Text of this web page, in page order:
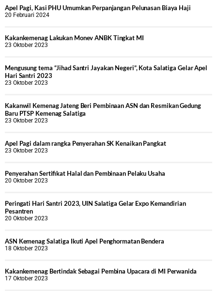
Apel Pagi, Kasi PHU Umumkan Perpanjangan Pelunasan Biaya Haji
20 Februari 2024
Kakankemenag Lakukan Monev ANBK Tingkat MI
23 Oktober 2023
Mengusung tema “Jihad Santri Jayakan Negeri”, Kota Salatiga Gelar Apel
Hari Santri 2023
23 Oktober 2023
Kakanwil Kemenag Jateng Beri Pembinaan ASN dan Resmikan Gedung
Baru PTSP Kemenag Salatiga
23 Oktober 2023
Apel Pagi dalam rangka Penyerahan SK Kenaikan Pangkat
23 Oktober 2023
Penyerahan Sertifikat Halal dan Pembinaan Pelaku Usaha
20 Oktober 2023
Peringati Hari Santri 2023, UIN Salatiga Gelar Expo Kemandirian
Pesantren
20 Oktober 2023
ASN Kemenag Salatiga Ikuti Apel Penghormatan Bendera
18 Oktober 2023
Kakankemenag Bertindak Sebagai Pembina Upacara di MI Perwanida
17 Oktober 2023